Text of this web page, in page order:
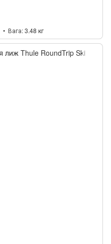
Вага 3.48 кг